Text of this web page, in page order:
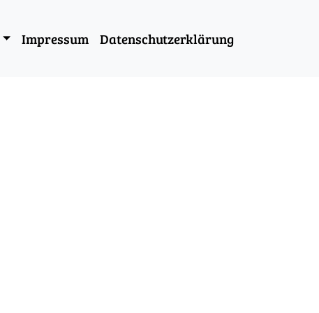
Impressum Datenschutzerklärung